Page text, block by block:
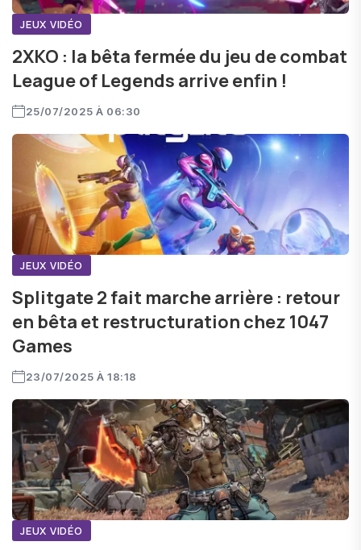
JEUX VIDÉO
2XKO : la bêta fermée du jeu de combat
League of Legends arrive enfin !
25/07/2025 À 06:30
JEUX VIDÉO
Splitgate 2 fait marche arrière : retour
en bêta et restructuration chez 1047
Games
23/07/2025 À 18:18
JEUX VIDÉO